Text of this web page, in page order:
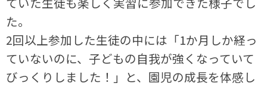
た。
2回以上参加した生徒の中には「1か月しか経っ
ていないのに、子どもの自我が強くなっていて
びっくりしました！」と、園児の成長を体感し